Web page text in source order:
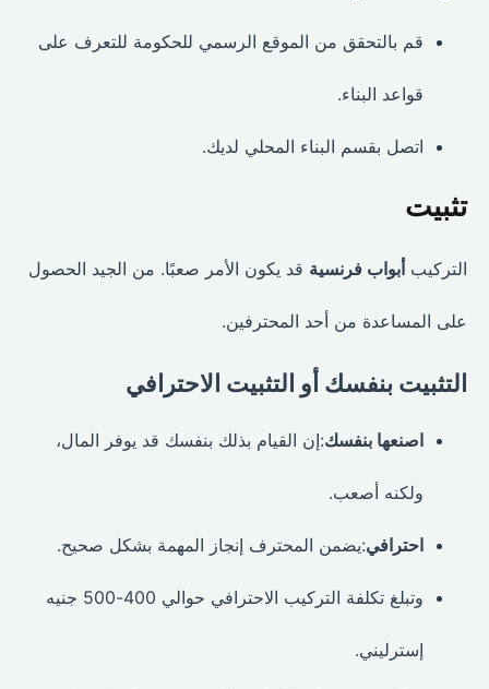
قم بالتحقق من الموقع الرسمي للحكومة للتعرف على
قواعد البناء.
اتصل بقسم البناء المحلي لديك.
تثبيت
التركيبأبواب فرنسيةقد يكون الأمر صعبًا. من الجيد الحصول
على المساعدة من أحد المحترفين.
التثبيت بنفسك أو التثبيت الاحترافي
اصنعها بنفسك:إن القيام بذلك بنفسك قد يوفر المال،
ولكنه أصعب.
احترافي:يضمن المحترف إنجاز المهمة بشكل صحيح.
وتبلغ تكلفة التركيب الاحترافي حوالي 400-500 جنيه
إسترليني.